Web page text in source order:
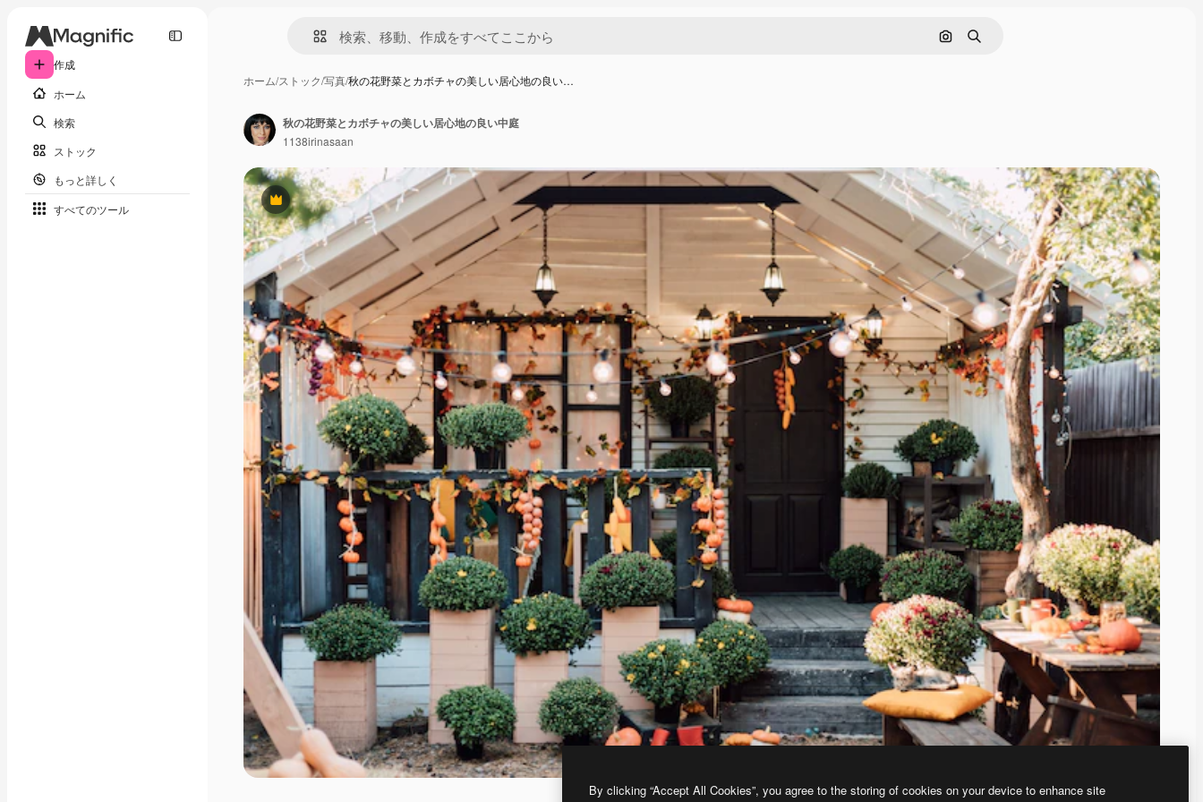
作成
ホーム
検索
ストック
もっと詳しく
すべてのツール
画像で検索
検索
ホーム/ストック/写真/秋の花野菜とカボチャの美しい居心地の良い…
Premium
秋の花野菜とカボチャの美しい居心地の良い中庭
1138irinasaan
By clicking “Accept All Cookies”, you agree to the storing of cookies on your device to enhance site